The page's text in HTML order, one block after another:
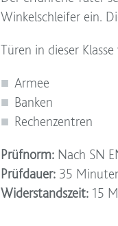
Winkelschleifer ein.
Türen in dieser
Armee
Banken
Rechenzentren
Prüfnorm: Nach SN
Prüfdauer: 35
Widerstandszeit:15